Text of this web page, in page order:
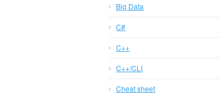
Big Data
C#
C++
C++/CLI
Cheat sheet